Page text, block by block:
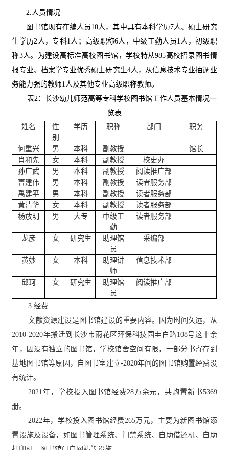
2.人员情况
图书馆现有在编人员 10人，其中具有本科学历7人、硕士研究
生学历2人，专科1人；高级职称6人，中级工勤人员1人，初级职
称3人。为建设高标准高校图书馆，学校特从985高校招录图书情
报专业、档案学专业优秀硕士研究生4人，从信息技术专业抽调业
务能力强的教师1人及其他专业高级职称教师。
表2： 长沙幼儿师范高等专科学校图书馆工作人员基本情况一
览表
姓名
性
别
学历 职称 部门 职务
何重兴 男 本科 副教授
馆长
肖和先
女 本科 副教授
校史办
孙广武
男 本科 副教授
阅读推广部
曺建伟
男 本科 副教授
读者服务部
禹建平
男 本科 副教授
读者服务部
黄清华
女 本科 副教授
读者服务部
杨放明
男 大专
中级工
勤
读者服务部
龙彦 女 研究生
助理馆
员
采编部
黄妙 女 本科
助理讲
师
信息技术部
邱珂 女 研究生
助理馆
员
阅读推广部
3.经费
文献资源建设是图书馆建设的重要内容。因为时间久远，从
2010-2020年搬迁到长沙市雨花区环保科技园圭白路108号这十余
年，因没有独立的图书馆，学校馆舍空间有限，一部分书寄存到
基地图书馆等原因，自图书室建立-2020年间的图书馆购置经费没
有统计。
2021年，学校投入图书馆经费28万余元，共购置新书5369
册。
2022年，学校投入图书馆经费265万元，主要为新图书馆添
置设施及设备，如图书管理系统、门禁系统、自助借还机、自助